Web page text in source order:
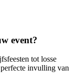
event?
tot losse
invulling van